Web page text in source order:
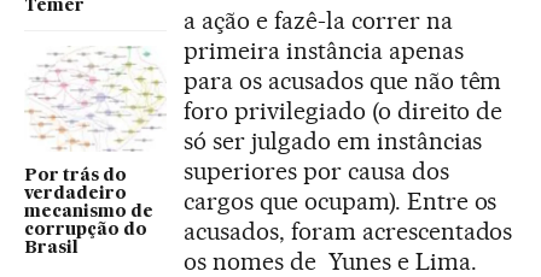
Temer
Por trás do
verdadeiro
mecanismo de
corrupção do
Brasil
a ação e fazê-la correr na
primeira instância apenas
para os acusados que não têm
foro privilegiado (o direito de
só ser julgado em instâncias
superiores por causa dos
cargos que ocupam). Entre os
acusados, foram acrescentados
os nomes de Yunes e Lima.